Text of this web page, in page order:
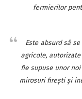
fermierilor
Este absurd să
agricole,
fie supuse unor
mirosuri fireşti şi